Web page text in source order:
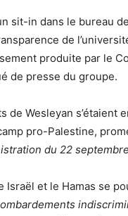
sit-in dans le bureau
de
produite par le
de presse du groupe.
de Wesleyan s’étaient
pro-Palestine,
du 22
et le Hamas se